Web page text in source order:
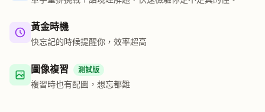
黃金時機
快忘記的時候提醒你，效率超高
圖像複習
測試版
複習時也有配圖，想忘都難